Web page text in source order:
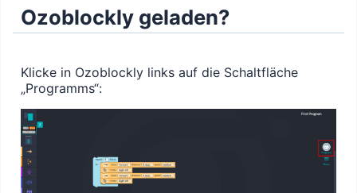
Ozoblockly geladen?
Klicke in Ozoblockly links auf die Schaltfläche
„Programms“: